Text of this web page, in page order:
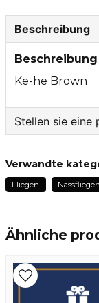
Ähnliche
Beschreibung
Ke-he Brown
Stellen sie eine
Fragen sie
Name
email
E-Mail
Verwandte
Fliegen Nassfliegen